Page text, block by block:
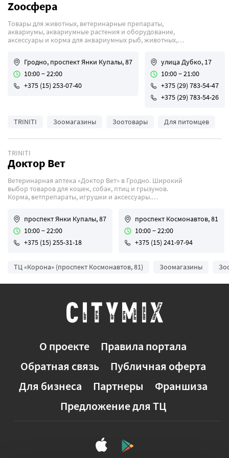
Цветочные магазины
Магазины аксессуаров
Зоомагазины
Магазины алкогольной продукции
Строительные магазины
Магазины товаров для рукоделия
Лавки с религиозной атрибутикой
Ремесленники
Шопінг па-беларуску
Zooсфера
Товары для животных, ветеринарные препараты,
аквариумы, аквариумные растения и оборудование,
аксессуары и корма для аквариумных рыб, животных,
Гродно, проспект Янки Купалы, 87
10:00 − 22:00
+375 (15) 253-07-40
улица Дубко, 17
10:00 − 21:00
+375 (29) 783-54-47
+375 (29) 783-54-26
TRINITI Зоомагазины Зоотовары Для питомцев
TRINITI
Доктор Вет
Ветеринарная аптека «Доктор Вет» в Гродно. Широкий
выбор товаров для кошек, собак, птиц и грызунов.
Корма, ветпрепараты, игрушки и аксессуары.
проспект Янки Купалы, 87
10:00 − 22:00
+375 (15) 255-31-18
проспект Космонавтов, 81
10:00 − 22:00
+375 (15) 241-97-94
ТЦ «Корона» (проспект Космонавтов, 81) Зоомагазины
О проекте
Правила портала
Обратная связь
Публичная оферта
Для бизнеса
Партнеры
Франшиза
Предложение для ТЦ